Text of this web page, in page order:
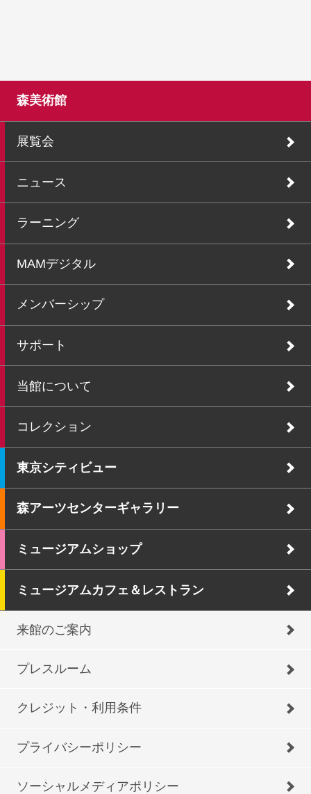
森美術館
展覧会
ニュース
ラーニング
MAMデジタル
メンバーシップ
サポート
当館について
コレクション
東京シティビュー
森アーツセンターギャラリー
ミュージアムショップ
ミュージアムカフェ＆レストラン
来館のご案内
プレスルーム
クレジット・利用条件
プライバシーポリシー
ソーシャルメディアポリシー